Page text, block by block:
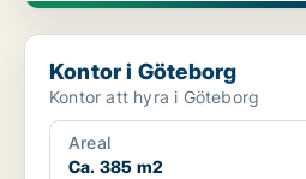
Kontor i Göteborg
Kontor i Göteborg
Kontor att hyra i Göteborg
Areal
Ca. 385 m2